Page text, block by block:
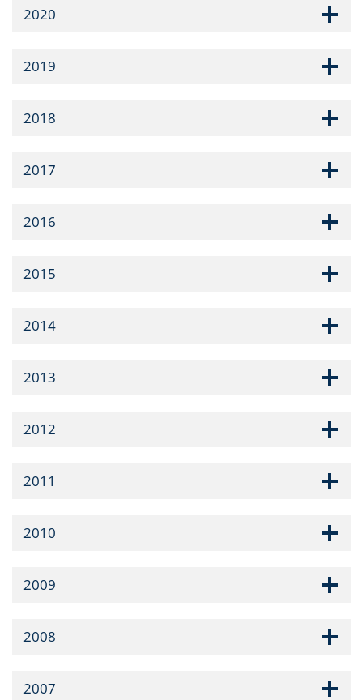
2020
2019
2018
2017
2016
2015
2014
2013
2012
2011
2010
2009
2008
2007